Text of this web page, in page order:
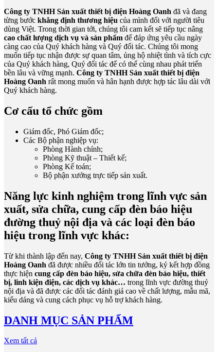
Công ty TNHH Sản xuất thiết bị điện Hoàng Oanh đã và đang
từng bước khẳng định thương hiệu của mình đối với người tiêu
dùng Việt. Trong thời gian tới, chúng tôi cam kết sẽ tiếp tục nâng
cao chất lượng dịch vụ và sản phẩm để đáp ứng yêu cầu ngày
càng cao của Quý khách hàng và Quý đối tác. Chúng tôi mong
muốn tiếp tục nhận được sự quan tâm, ủng hộ nhiệt tình và tích cực
của Quý khách hàng, Quý đối tác để có thể cùng nhau phát triển
bền lâu và vững mạnh. Công ty TNHH Sản xuất thiết bị điện
Hoàng Oanh rất mong muốn và hân hạnh được hợp tác lâu dài với
Quý khách hàng.
Cơ cấu tổ chức gồm
Giám đốc, Phó Giám đốc;
Các Bộ phận nghiệp vụ:
Phòng Hành chính;
Phòng Kỹ thuật – Thiết kế;
Phòng Kế toán;
Bộ phận xưởng trực tiếp sản xuất.
Năng lực kinh nghiệm trong lĩnh vực sản
xuất, sửa chữa, cung cấp đèn báo hiệu
đường thuỷ nội địa và các loại đèn báo
hiệu trong lĩnh vực khác:
Từ khi thành lập đến nay, Công ty TNHH Sản xuất thiết bị điện
Hoàng Oanh đã được nhiều đối tác lớn tin tưởng, ký kết hợp đồng
thực hiện cung cấp đèn báo hiệu, sửa chữa đèn báo hiệu, thiết
bị, linh kiện điện, các dịch vụ khác… trong lĩnh vực đường thuỷ
nội địa và đã được các đối tác đánh giá cao về chất lượng, mẫu mã,
kiểu dáng và cung cách phục vụ hỗ trợ khách hàng.
DANH MỤC SẢN PHẨM
Xem tất cả